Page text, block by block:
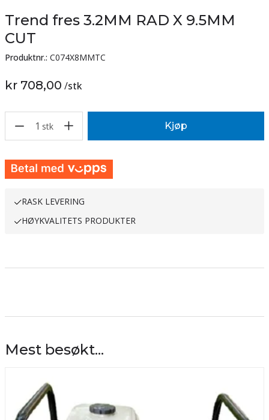
Trend fres 3.2MM RAD X 9.5MM
CUT
Produktnr.: C074X8MMTC
kr 708,00 /stk
1 stk Kjøp
RASK LEVERING
HØYKVALITETS PRODUKTER
Mest besøkt...